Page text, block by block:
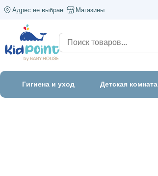
Адрес не выбран Магазины
Гигиена и уход Детская комната